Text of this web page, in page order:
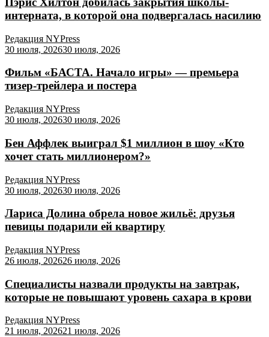
интерната, в которой она подвергалась насилию
Редакция NYPress
30 июля, 202630 июля, 2026
Фильм «БАСТА. Начало игры» — премьера
тизер-трейлера и постера
Редакция NYPress
30 июля, 202630 июля, 2026
Бен Аффлек выиграл $1 миллион в шоу «Кто
хочет стать миллионером?»
Редакция NYPress
30 июля, 202630 июля, 2026
Лариса Долина обрела новое жильё: друзья
певицы подарили ей квартиру
Редакция NYPress
26 июля, 202626 июля, 2026
Специалисты назвали продукты на завтрак,
которые не повышают уровень сахара в крови
Редакция NYPress
21 июля, 202621 июля, 2026